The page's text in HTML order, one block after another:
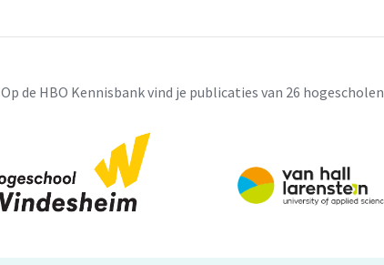
Op de HBO Kennisbank vind je publicaties van 26 hogescholen